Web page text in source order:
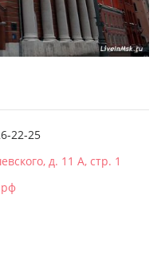
22-25
д. 11 А, стр. 1